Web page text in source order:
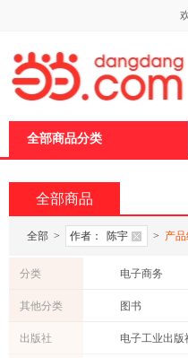
全部商品分类
全部商品
全部 > 作者： 陈宇 > 产
分类 电子商务
其他分类 图书
出版社 电子工业出版
页
加